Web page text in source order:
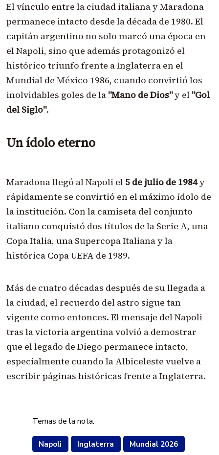
El vínculo entre la ciudad italiana y Maradona
permanece intacto desde la década de 1980. El
capitán argentino no solo marcó una época en
el Napoli, sino que además protagonizó el
histórico triunfo frente a Inglaterra en el
Mundial de México 1986, cuando convirtió los
inolvidables goles de la "Mano de Dios"y el "Gol
del Siglo".
Un ídolo eterno
Maradona llegó al Napoli el 5 de julio de 1984y
rápidamente se convirtió en el máximo ídolo de
la institución. Con la camiseta del conjunto
italiano conquistó dos títulos de la Serie A, una
Copa Italia, una Supercopa Italiana y la
histórica Copa UEFA de 1989.
Más de cuatro décadas después de su llegada a
la ciudad, el recuerdo del astro sigue tan
vigente como entonces. El mensaje del Napoli
tras la victoria argentina volvió a demostrar
que el legado de Diego permanece intacto,
especialmente cuando la Albiceleste vuelve a
escribir páginas históricas frente a Inglaterra.
Temas de la nota:
Napoli Inglaterra Mundial 2026